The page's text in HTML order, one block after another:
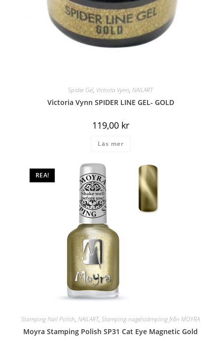
Spider Gel, Victoria Vynn, NAILART
Victoria Vynn SPIDER LINE GEL- GOLD
119,00 kr
Läs mer
REA!
Stamping Nail Polish, NAILART, Stamping-nagelstämpling från MOYRA
Moyra Stamping Polish SP31 Cat Eye Magnetic Gold